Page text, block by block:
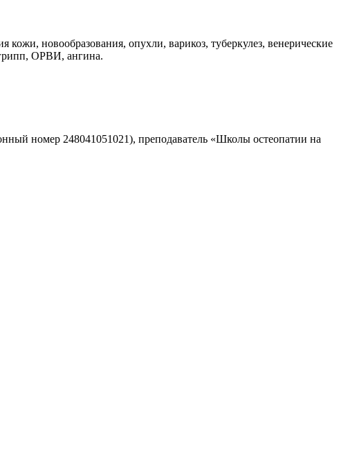
новообразования, опухли, варикоз, туберкулез, венерические
ОРВИ, ангина.
номер 248041051021), преподаватель «Школы остеопатии на